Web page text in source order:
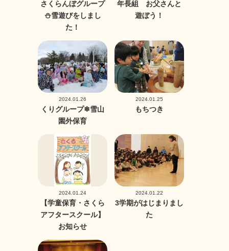
さくらんぼグループ
⛄雪遊びをしまし
た！
年長組 お父さんと
遊ぼう！
2024.01.26
くりグループ❄雪山
園外保育
2024.01.25
もちつき
2024.01.24
【学童保育・さくら
アフタースクール】
お知らせ
2024.01.22
3学期がはじまりまし
た